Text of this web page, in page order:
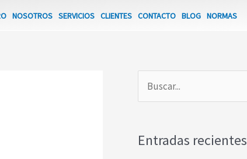
NOSOTROS SERVICIOS CLIENTES CONTACTO BLOG NORMAS
c
Entradas recientes